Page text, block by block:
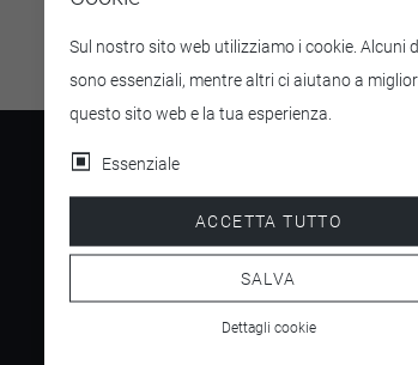
4.5/ 5
Sul nostro sito web utilizziamo i cookie. Alcuni
sono essenziali, mentre altri ci aiutano a
questo sito web e la tua esperienza.
Essenziale
ACCETTA TUTTO
SALVA
Dettagli cookie